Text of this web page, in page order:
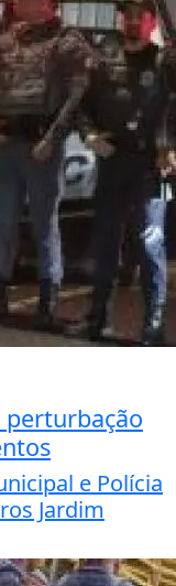
e Polícia
Jardim